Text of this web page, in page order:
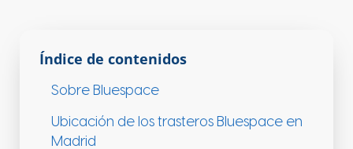
Índice de contenidos
Sobre Bluespace
Ubicación de los trasteros Bluespace en
Madrid